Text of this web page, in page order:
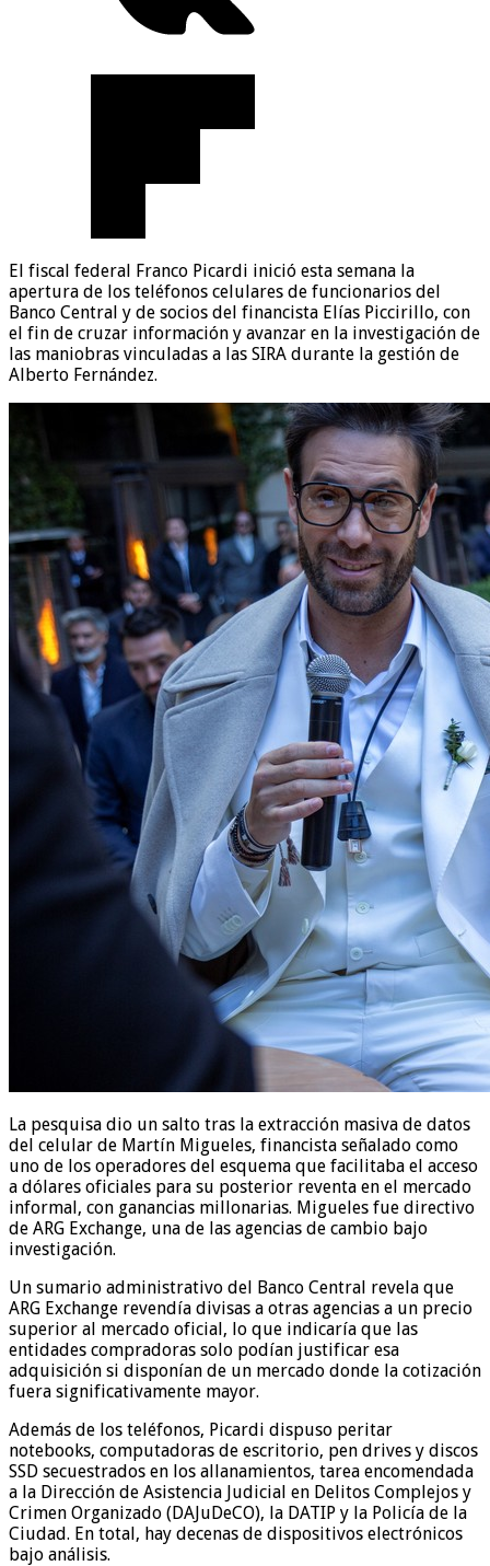
El fiscal federal Franco Picardi inició esta semana la
apertura de los teléfonos celulares de funcionarios del
Banco Central y de socios del financista Elías Piccirillo, con
el fin de cruzar información y avanzar en la investigación de
las maniobras vinculadas a las SIRA durante la gestión de
Alberto Fernández.
La pesquisa dio un salto tras la extracción masiva de datos
del celular de Martín Migueles, financista señalado como
uno de los operadores del esquema que facilitaba el acceso
a dólares oficiales para su posterior reventa en el mercado
informal, con ganancias millonarias. Migueles fue directivo
de ARG Exchange, una de las agencias de cambio bajo
investigación.
Un sumario administrativo del Banco Central revela que
ARG Exchange revendía divisas a otras agencias a un precio
superior al mercado oficial, lo que indicaría que las
entidades compradoras solo podían justificar esa
adquisición si disponían de un mercado donde la cotización
fuera significativamente mayor.
Además de los teléfonos, Picardi dispuso peritar
notebooks, computadoras de escritorio, pen drives y discos
SSD secuestrados en los allanamientos, tarea encomendada
a la Dirección de Asistencia Judicial en Delitos Complejos y
Crimen Organizado (DAJuDeCO), la DATIP y la Policía de la
Ciudad. En total, hay decenas de dispositivos electrónicos
bajo análisis.